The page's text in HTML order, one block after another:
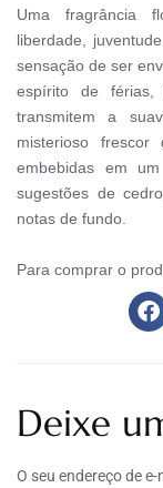
Uma fragrância
liberdade,
sensação de ser
espírito de
transmitem a
misterioso
embebidas em
sugestões de
notas de fundo.
Para comprar o
Deixe
O seu endereço de